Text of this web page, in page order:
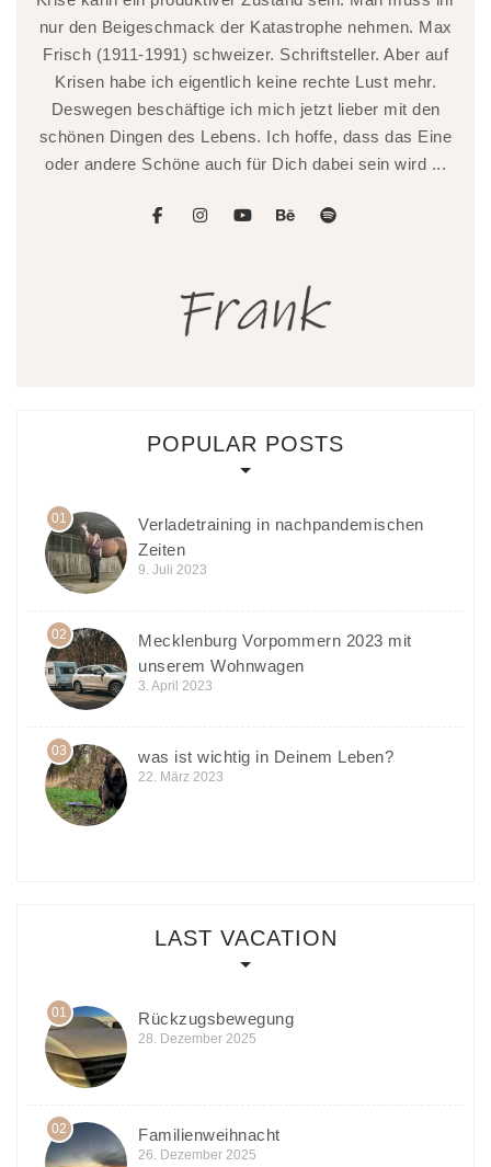
nur den Beigeschmack der Katastrophe nehmen. Max
Frisch (1911-1991) schweizer. Schriftsteller. Aber auf
Krisen habe ich eigentlich keine rechte Lust mehr.
Deswegen beschäftige ich mich jetzt lieber mit den
schönen Dingen des Lebens. Ich hoffe, dass das Eine
oder andere Schöne auch für Dich dabei sein wird ...
POPULAR POSTS
01
Verladetraining in nachpandemischen
Zeiten
9. Juli 2023
02
Mecklenburg Vorpommern 2023 mit
unserem Wohnwagen
3. April 2023
03 was ist wichtig in Deinem Leben?
22. März 2023
LAST VACATION
01 Rückzugsbewegung
28. Dezember 2025
02 Familienweihnacht
26. Dezember 2025